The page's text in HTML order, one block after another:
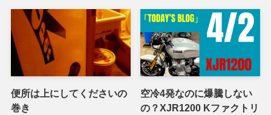
便所は上にしてくださいの
巻き
空冷4発なのに爆騰しない
の？XJR1200 Kファクトリ